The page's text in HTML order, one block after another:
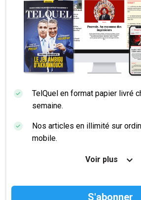
TelQuel en format papier livré
semaine.
Nos articles en illimité sur
mobile.
Le magazine TelQuel en
Voir plus